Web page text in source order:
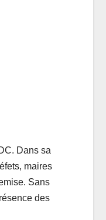
Dans sa
maires
Sans
des